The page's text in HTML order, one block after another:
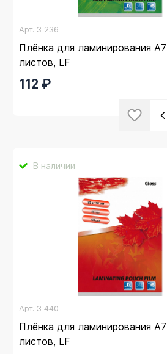
Арт. 3 236
Плёнка для ламинирования
листов, LF
112 ₽
В наличии
Арт. 3 440
Плёнка для ламинирования
листов, LF